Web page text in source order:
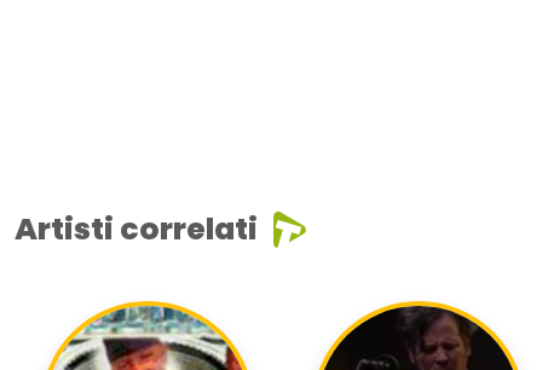
Artisti correlati